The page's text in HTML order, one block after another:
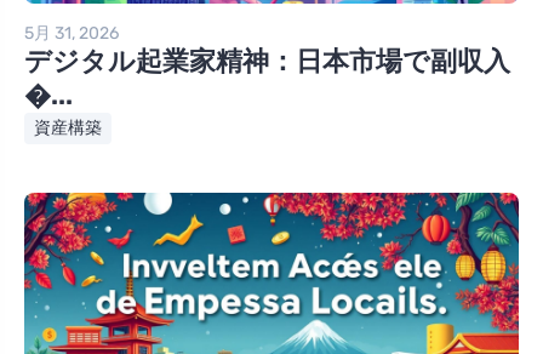
5月 31, 2026
デジタル起業家精神：日本市場で副収入
�...
資産構築